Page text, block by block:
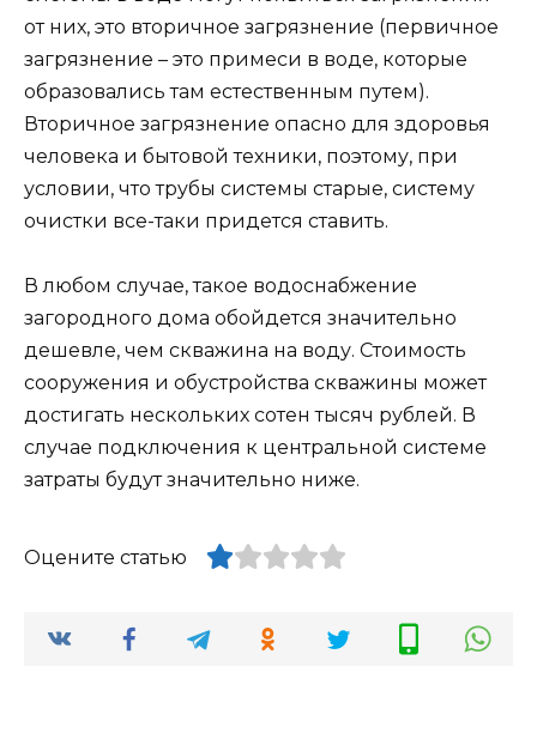
от них, это вторичное загрязнение (первичное
загрязнение – это примеси в воде, которые
образовались там естественным путем).
Вторичное загрязнение опасно для здоровья
человека и бытовой техники, поэтому, при
условии, что трубы системы старые, систему
очистки все-таки придется ставить.
В любом случае, такое водоснабжение
загородного дома обойдется значительно
дешевле, чем скважина на воду. Стоимость
сооружения и обустройства скважины может
достигать нескольких сотен тысяч рублей. В
случае подключения к центральной системе
затраты будут значительно ниже.
Оцените статью